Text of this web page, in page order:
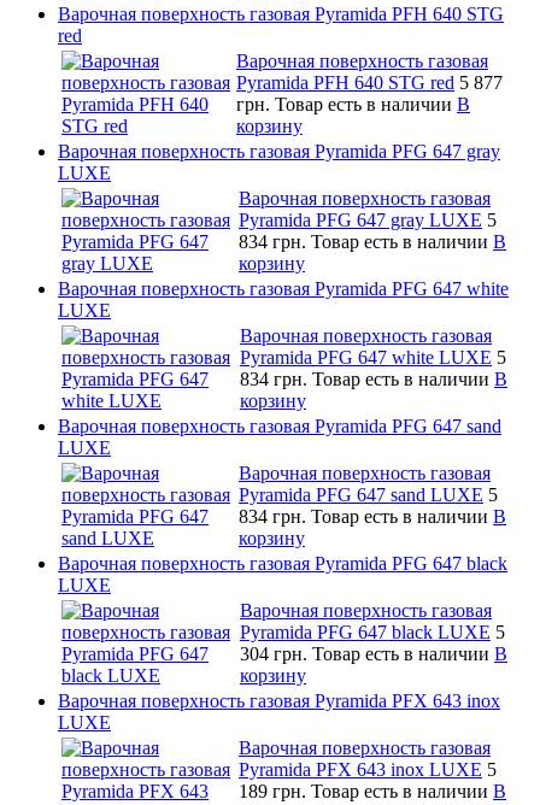
Варочная поверхность газовая Pyramida PFH 640 STG
red
Варочная поверхность газовая
Pyramida PFH 640 STG red 5 877
грн. Товар есть в наличии В
корзину
Варочная поверхность газовая Pyramida PFG 647 gray
LUXE
Варочная поверхность газовая
Pyramida PFG 647 gray LUXE 5
834 грн. Товар есть в наличии В
корзину
Варочная поверхность газовая Pyramida PFG 647 white
LUXE
Варочная поверхность газовая
Pyramida PFG 647 white LUXE 5
834 грн. Товар есть в наличии В
корзину
Варочная поверхность газовая Pyramida PFG 647 sand
LUXE
Варочная поверхность газовая
Pyramida PFG 647 sand LUXE 5
834 грн. Товар есть в наличии В
корзину
Варочная поверхность газовая Pyramida PFG 647 black
LUXE
Варочная поверхность газовая
Pyramida PFG 647 black LUXE 5
304 грн. Товар есть в наличии В
корзину
Варочная поверхность газовая Pyramida PFX 643 inox
LUXE
Варочная поверхность газовая
Pyramida PFX 643 inox LUXE 5
189 грн. Товар есть в наличии В